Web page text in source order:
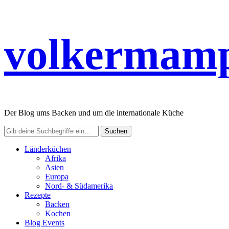
Der Blog ums Backen und um die internationale Küche
Länderküchen
Afrika
Asien
Europa
Nord- & Südamerika
Rezepte
Backen
Kochen
Blog Events